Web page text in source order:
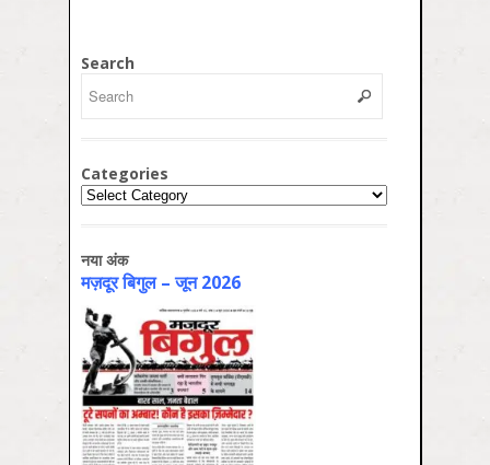
Search
Categories
Categories
नया अंक
मज़दूर बिगुल – जून 2026